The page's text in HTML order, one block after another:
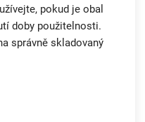
pokud je obal
doby použitelnosti.
správně skladovaný